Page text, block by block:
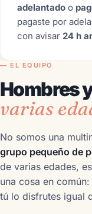
adelantado o
pagaste por
con avisar 24 h
— EL EQUIPO
Hombres
varias
No somos una
grupo pequeño de
de varias edades,
una cosa en
tú lo disfrutes igual